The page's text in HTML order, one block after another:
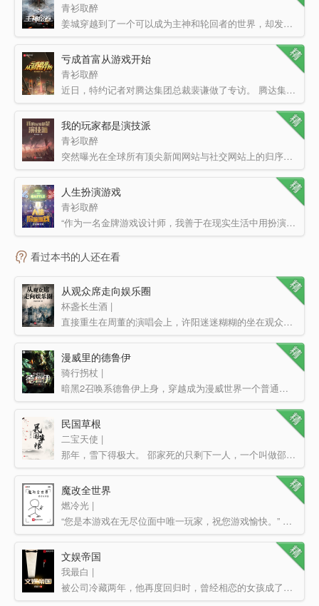
青衫取醉
姜城穿越到了一个可以成为主神和轮回者的世界，却发现这个世界的主神有些不一样。 可以创造陷阱世界囚…
亏成首富从游戏开始
青衫取醉
近日，特约记者对腾达集团总裁裴谦做了专访。 腾达集团目前估值已达千亿级别，业务涉及游戏、互联网、数…
我的玩家都是演技派
青衫取醉
突然曝光在全球所有顶尖新闻网站与社交网站上的归序者笔记，引出了一款划时代的虚拟现实游戏。 游戏名称…
人生扮演游戏
青衫取醉
“作为一名金牌游戏设计师，我善于在现实生活中用扮演的方式取材。 “在制作游戏之前，我会先认真扮演角…
看过本书的人还在看
从观众席走向娱乐圈
杯盏长生酒 |
直接重生在周董的演唱会上，许阳迷迷糊糊的坐在观众席上。 这时到了互动环节。 周董问一位女生 …
漫威里的德鲁伊
骑行拐杖 |
暗黑2召唤系德鲁伊上身，穿越成为漫威世界一个普通的社区学校的校长 阿尔文凝视着乔治局长的眼睛，用…
民国草根
二宝天使 |
那年，雪下得极大。 邵家死的只剩下一人，一个叫做邵满囤的少年。 为了活下去，他敲开了村子里院墙最…
魔改全世界
燃冷光 |
“您是本游戏在无尽位面中唯一玩家，祝您游戏愉快。” 手机里多出了一款号称游戏，实则为简易改图的PS…
文娱帝国
我最白 |
被公司冷藏两年，他再度回归时，曾经相恋的女孩成了如日中天的当红花旦；昔日的同期练习生已经在娱乐圈站稳…